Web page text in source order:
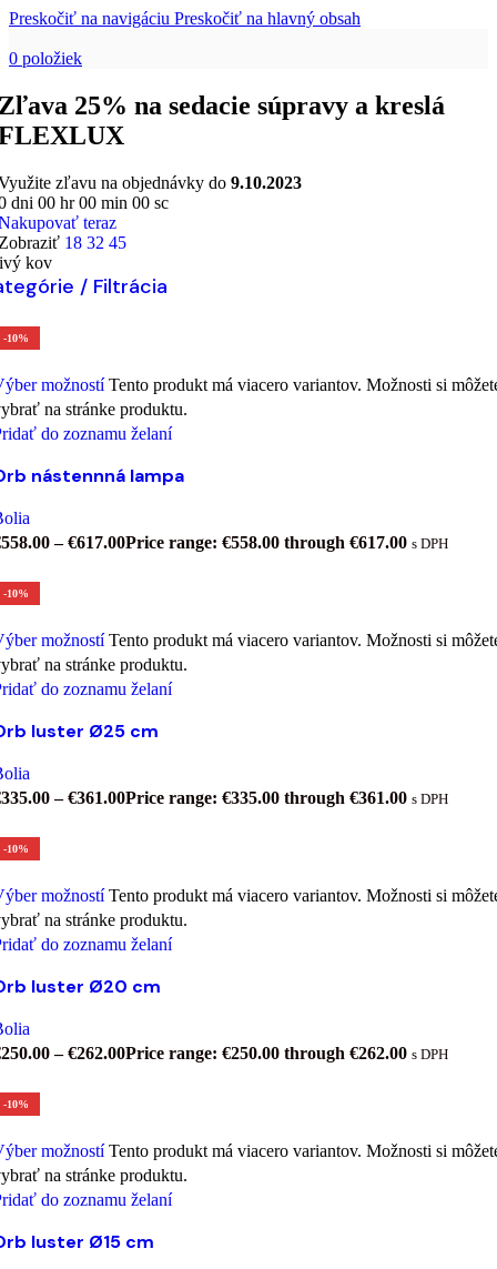
Preskočiť na navigáciu Preskočiť na hlavný obsah
0 položiek
25% na sedacie súpravy a kreslá
zľavu na objednávky do 9.10.2023
dni 00 hr00 min 00 sc
teraz
18 32 45
kov
/ Filtrácia
-10%
možností Tento produkt má viacero variantov. Možnosti si
na stránke produktu.
do zoznamu želaní
nástennná lampa
558.00 – €617.00Price range: €558.00 through €617.00 s DPH
-10%
možností Tento produkt má viacero variantov. Možnosti si
na stránke produktu.
do zoznamu želaní
luster Ø25 cm
335.00 – €361.00Price range: €335.00 through €361.00 s DPH
-10%
možností Tento produkt má viacero variantov. Možnosti si
na stránke produktu.
do zoznamu želaní
luster Ø20 cm
250.00 – €262.00Price range: €250.00 through €262.00 s DPH
-10%
možností Tento produkt má viacero variantov. Možnosti si
na stránke produktu.
do zoznamu želaní
luster Ø15 cm